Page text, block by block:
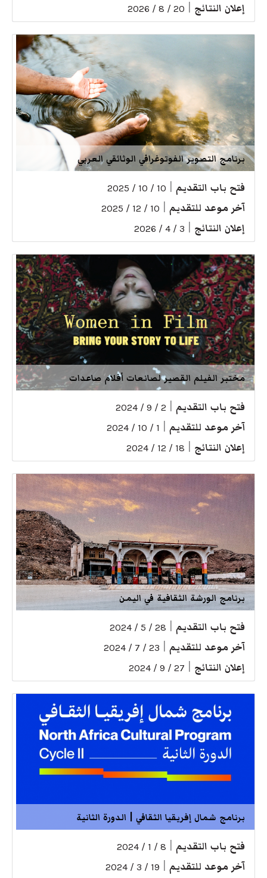
إعلان النتائج 20 / 8 / 2026
برنامج التصوير الفوتوغرافي الوثائقي العربي
فتح باب التقديم 10 / 10 / 2025
آخر موعد للتقديم 10 / 12 / 2025
إعلان النتائج 3 / 4 / 2026
مختبر الفيلم القصير لصانعات أفلام صاعدات
فتح باب التقديم 2 / 9 / 2024
آخر موعد للتقديم 1 / 10 / 2024
إعلان النتائج 18 / 12 / 2024
برنامج الورشة الثقافية في اليمن
فتح باب التقديم 28 / 5 / 2024
آخر موعد للتقديم 23 / 7 / 2024
إعلان النتائج 27 / 9 / 2024
برنامج شمال إفريقيا الثقافي | الدورة الثانية
فتح باب التقديم 8 / 1 / 2024
آخر موعد للتقديم 19 / 3 / 2024